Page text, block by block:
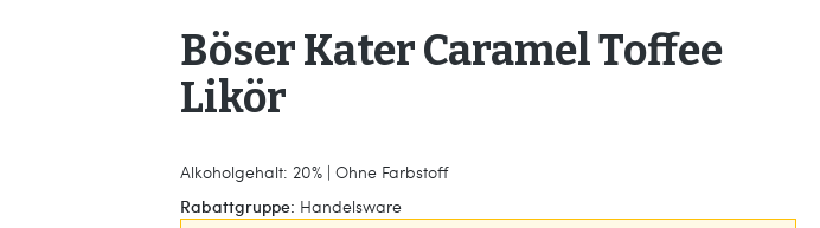
Böser Kater Caramel Toffee
Likör
Alkoholgehalt: 20% | Ohne Farbstoff
Rabattgruppe: Handelsware